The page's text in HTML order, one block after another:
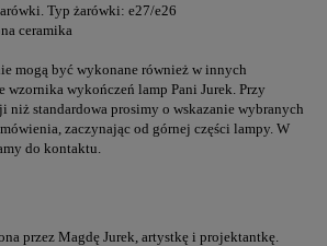
Typ żarówki: e27/e26
ceramika
mogą być wykonane również w innych
wykończeń lamp Pani Jurek. Przy
standardowa prosimy o wskazanie wybranych
zaczynając od górnej części lampy. W
do kontaktu.
przez Magdę Jurek, artystkę i projektantkę.